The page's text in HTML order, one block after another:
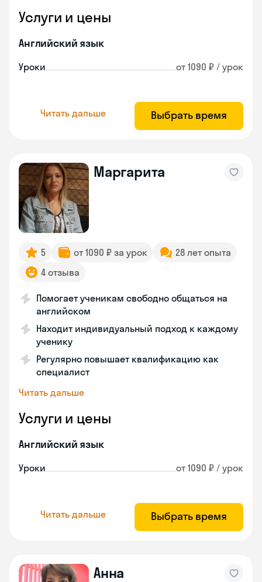
Услуги и цены
Английский язык
Уроки от 1090 ₽ / урок
Читать дальше Выбрать время
Маргарита
5 от 1090 ₽ за урок
28 лет опыта
4 отзыва
Помогает ученикам свободно общаться на
английском
Находит индивидуальный подход к каждому
ученику
Регулярно повышает квалификацию как
специалист
Читать дальше
Услуги и цены
Английский язык
Уроки от 1090 ₽ / урок
Читать дальше Выбрать время
Анна